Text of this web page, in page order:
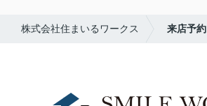
株式会社住まいるワークス 来店予約